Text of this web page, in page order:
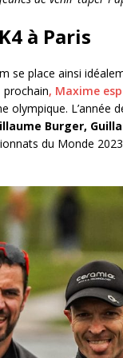
à Paris
se place ainsi
prochain, Maxime
L’année
Burger,
du Monde